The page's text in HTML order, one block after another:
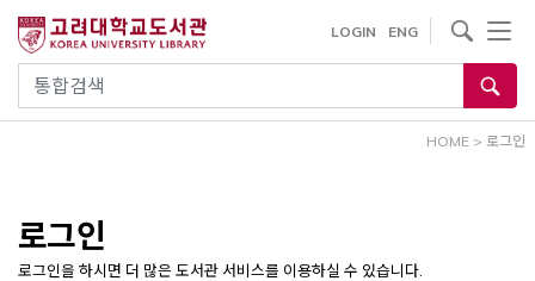
건
통합검색
LOGIN ENG
사이트내 검색
HOME > 로그인
로그인
로그인을 하시면 더 많은 도서관 서비스를 이용하실 수 있습니다.